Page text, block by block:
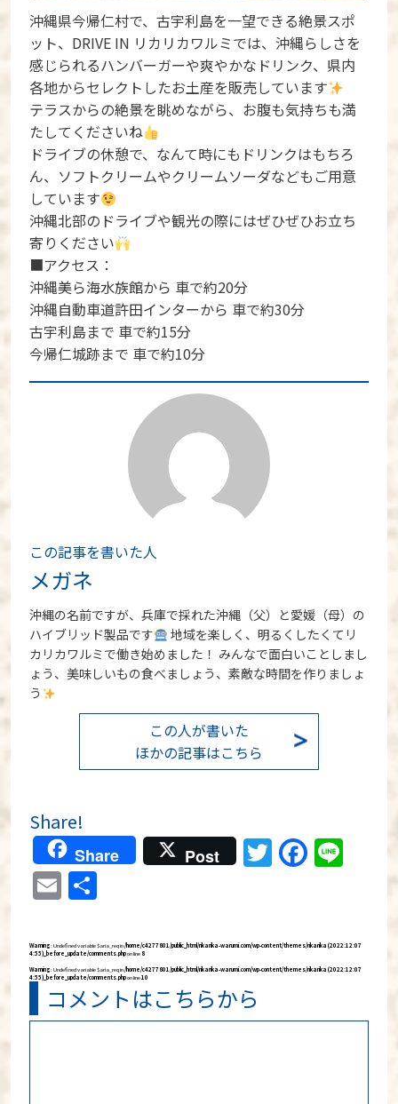
沖縄県今帰仁村で、古宇利島を一望できる絶景スポ
ット、DRIVE IN リカリカワルミでは、沖縄らしさを
感じられるハンバーガーや爽やかなドリンク、県内
各地からセレクトしたお土産を販売しています
テラスからの絶景を眺めながら、お腹も気持ちも満
たしてくださいね
ドライブの休憩で、なんて時にもドリンクはもちろ
ん、ソフトクリームやクリームソーダなどもご用意
しています
沖縄北部のドライブや観光の際にはぜひぜひお立ち
寄りください
■アクセス：
沖縄美ら海水族館から 車で約20分
沖縄自動車道許田インターから 車で約30分
古宇利島まで 車で約15分
今帰仁城跡まで 車で約10分
この記事を書いた人
メガネ
沖縄の名前ですが、兵庫で採れた沖縄（父）と愛媛（母）の
ハイブリッド製品です
地域を楽しく、明るくしたくてリ
カリカワルミで働き始めました！ みんなで面白いことしまし
ょう、美味しいもの食べましょう、素敵な時間を作りましょ
う
この人が書いた
ほかの記事はこちら
Share!
Share Post Twitter
Email
Warning: Undefined variable $aria_req in/home/c4277801/public_html/rikarika-warumi.com/wp-content/themes/rikarika (2022:12:07
4:55)_before_update/comments.phpon line 8
Warning: Undefined variable $aria_req in/home/c4277801/public_html/rikarika-warumi.com/wp-content/themes/rikarika (2022:12:07
4:55)_before_update/comments.phpon line10
コメントはこちらから